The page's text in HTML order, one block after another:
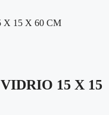
15 X 15